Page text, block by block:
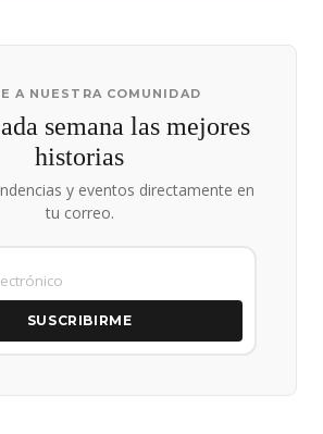
A NUESTRA COMUNIDAD
semana las mejores
historias
y eventos directamente en
tu correo.
SUSCRIBIRME